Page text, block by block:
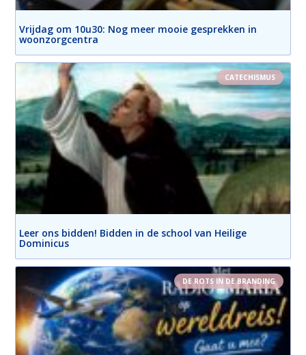
Vrijdag om 10u30: Nog meer mooie gesprekken in
woonzorgcentra
CATECHISMUS
Leer ons bidden! Bidden in de school van Heilige
Dominicus
DE ROTS IN DE BRANDING